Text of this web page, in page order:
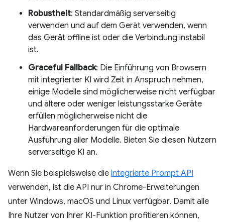
Robustheit: Standardmäßig serverseitig
verwenden und auf dem Gerät verwenden, wenn
das Gerät offline ist oder die Verbindung instabil
ist.
Graceful Fallback: Die Einführung von Browsern
mit integrierter KI wird Zeit in Anspruch nehmen,
einige Modelle sind möglicherweise nicht verfügbar
und ältere oder weniger leistungsstarke Geräte
erfüllen möglicherweise nicht die
Hardwareanforderungen für die optimale
Ausführung aller Modelle. Bieten Sie diesen Nutzern
serverseitige KI an.
Wenn Sie beispielsweise die integrierte Prompt API
verwenden, ist die API nur in Chrome-Erweiterungen
unter Windows, macOS und Linux verfügbar. Damit alle
Ihre Nutzer von Ihrer KI-Funktion profitieren können,